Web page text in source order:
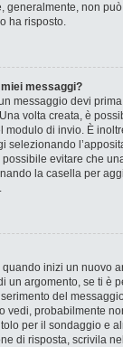
generalmente, non
ha risposto.
messaggi?
messaggio devi
volta creata, è
modulo di invio. È
selezionando
evitare che
la casella per
inizi un nuovo
un argomento, se ti è
del
vedi, probabilmente
per il sondaggio e
di risposta, scrivila